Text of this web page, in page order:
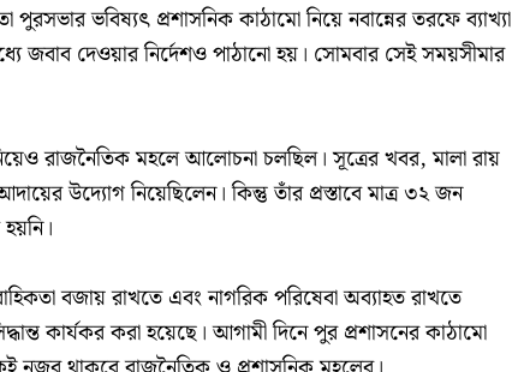
ভবিষ্যৎ প্রশাসনিক কাঠামো নিয়ে নবান্নের তরফে ব্যাখ্যা
জবাব দেওয়ার নির্দেশও পাঠানো হয়। সোমবার সেই সময়সীমার
রাজনৈতিক মহলে আলোচনা চলছিল। সূত্রের খবর, মালা রায়
উদ্যোগ নিয়েছিলেন। কিন্তু তাঁর প্রস্তাবে মাত্র ৩২ জন
বজায় রাখতে এবং নাগরিক পরিষেবা অব্যাহত রাখতে
কার্যকর করা হয়েছে। আগামী দিনে পুর প্রশাসনের কাঠামো